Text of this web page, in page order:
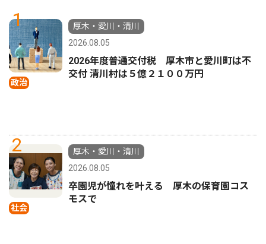
1
政治
厚木・愛川・清川
2026.08.05
2026年度普通交付税 厚木市と愛川町は不
交付 清川村は５億２１００万円
2
社会
厚木・愛川・清川
2026.08.05
卒園児が憧れを叶える 厚木の保育園コス
モスで